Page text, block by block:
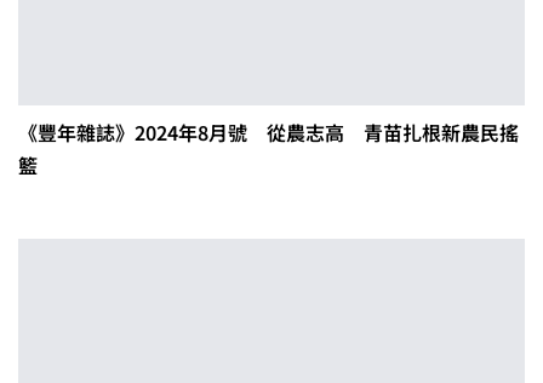
《豐年雜誌》2024年8月號 從農志高 青苗扎根新農民搖
籃